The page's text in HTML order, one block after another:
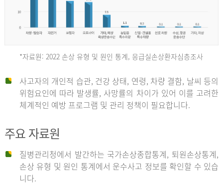
사
*자료원: 2022 손상 유형 및 원인 통계, 응급실손상환자심층조사
사고자의 개인적 습관, 건강 상태, 연령, 차량 결함, 날씨 등의
위험요인에 따라 발생률, 사망률의 차이가 있어 이를 고려한
체계적인 예방 프로그램 및 관리 정책이 필요합니다.
주요 자료원
질병관리청에서 발간하는 국가손상종합통계, 퇴원손상통계,
손상 유형 및 원인 통계에서 운수사고 정보를 확인할 수 있습
니다.